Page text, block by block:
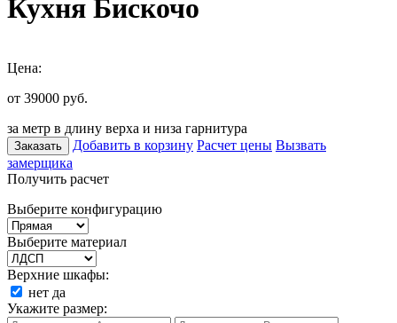
Кухня Бискочо
Цена:
от 39000 руб.
за метр в длину верха и низа гарнитура
Заказать Добавить в корзину Расчет цены Вызвать
замерщика
Получить расчет
Выберите конфигурацию
Выберите материал
Верхние шкафы:
нет да
Укажите размер: